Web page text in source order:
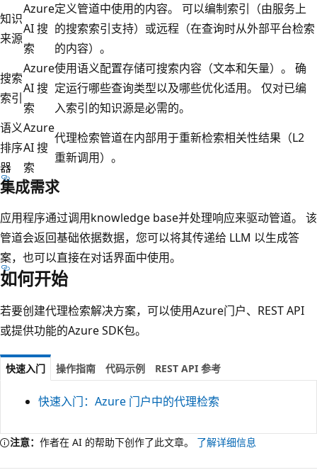
知识
来源
Azure
AI 搜
索
定义管道中使用的内容。 可以编制索引（由服务上
的搜索索引支持）或远程（在查询时从外部平台检索
的内容）。
搜索
索引
Azure
AI 搜
索
使用语义配置存储可搜索内容（文本和矢量）。 确
定运行哪些查询类型以及哪些优化适用。 仅对已编
入索引的知识源是必需的。
语义
排序
器
Azure
AI 搜
索
代理检索管道在内部用于重新检索相关性结果（L2
重新调用）。
集成需求
应用程序通过调用knowledge base并处理响应来驱动管道。 该
管道会返回基础依据数据，您可以将其传递给 LLM 以生成答
案，也可以直接在对话界面中使用。
如何开始
若要创建代理检索解决方案，可以使用Azure门户、REST API
或提供功能的Azure SDK包。
快速入门 操作指南 代码示例 REST API 参考
快速入门：Azure 门户中的代理检索
注意： 作者在 AI 的帮助下创作了此文章。 了解详细信息